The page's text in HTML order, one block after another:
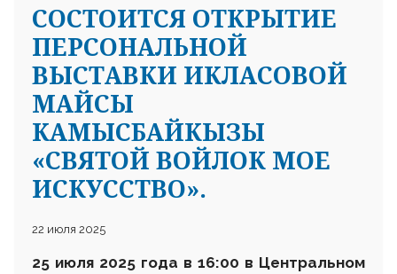
СОСТОИТСЯ ОТКРЫТИЕ
ПЕРСОНАЛЬНОЙ
ВЫСТАВКИ ИКЛАСОВОЙ
МАЙСЫ
КАМЫСБАЙКЫЗЫ
«СВЯТОЙ ВОЙЛОК МОЕ
ИСКУССТВО».
22 июля 2025
25 июля 2025 года в 16:00 в Центральном